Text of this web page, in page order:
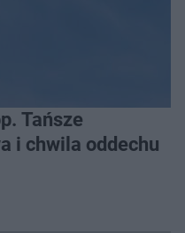
Tańsze
i chwila oddechu